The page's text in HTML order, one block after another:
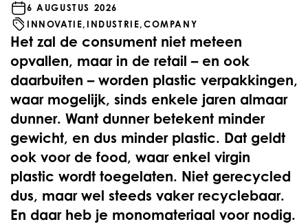
6 AUGUSTUS 2026
INNOVATIE, INDUSTRIE,COMPANY
Het zal de consument niet meteen
opvallen, maar in de retail – en ook
daarbuiten – worden plastic verpakkingen,
waar mogelijk, sinds enkele jaren almaar
dunner. Want dunner betekent minder
gewicht, en dus minder plastic. Dat geldt
ook voor de food, waar enkel virgin
plastic wordt toegelaten. Niet gerecycled
dus, maar wel steeds vaker recyclebaar.
En daar heb je monomateriaal voor nodig.